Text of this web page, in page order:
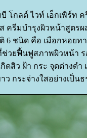
บี โกลด์ ไวท์ เอ็กเพิร์ท
ครีมบำรุงผิวหน้าสูตร
6 ชนิด คือ เมือกหอยท
ที่ช่วยฟื้นฟูสภาพผิวหน้า
ดสิว ฝ้า กระ จุดด่างด
กระจ่างใสอย่างเป็น